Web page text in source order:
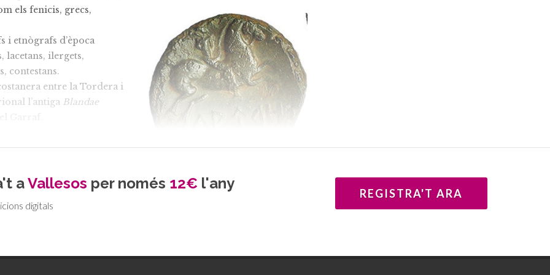
els fenicis, grecs,
i etnògrafs d’època
lacetans, ilergets,
contestans.
entre la Tordera i
l’antiga Blandae
de Vallès. Per
d’uns 27.000
al llarg de 2.000
o influència. Un és
Una imatge d’una moneda amb la llegenda
aVallesos per només 12€ l'any
digitals
REGISTRA'T ARA